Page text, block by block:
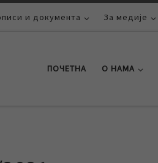
и документа За медије
ПОЧЕТНА О НАМА